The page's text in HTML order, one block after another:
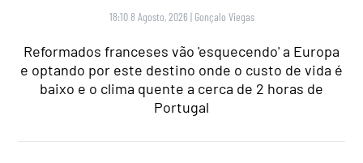
18:10 8 Agosto, 2026 | Gonçalo Viegas
Reformados franceses vão 'esquecendo' a Europa
e optando por este destino onde o custo de vida é
baixo e o clima quente a cerca de 2 horas de
Portugal